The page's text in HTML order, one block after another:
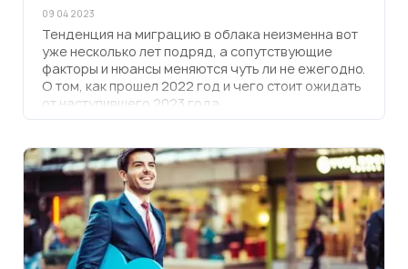
09 04 2023
Тенденция на миграцию в облака неизменна вот
уже несколько лет подряд, а сопутствующие
факторы и нюансы меняются чуть ли не ежегодно.
О том, как прошел 2022 год и чего стоит ожидать
от наступившего 2023 года,
рассказывают Дмитрий Исаев, руководитель
эксперт по развитию Softline Cloud.